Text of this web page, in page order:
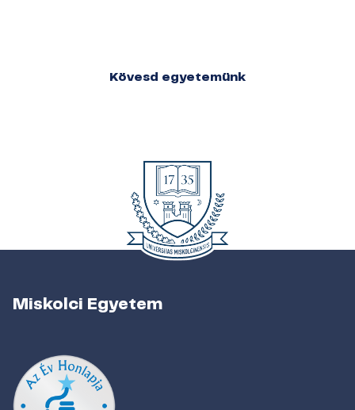
Kövesd egyetemünk
Miskolci Egyetem